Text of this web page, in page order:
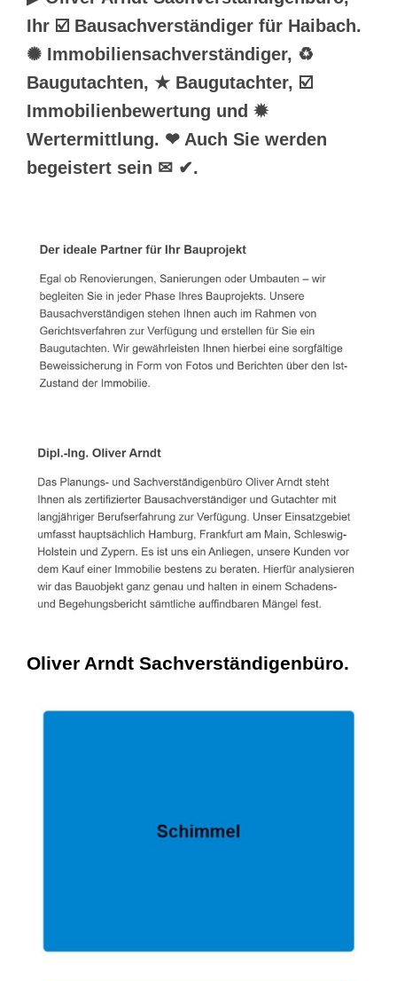
Ihr ☑️ Bausachverständiger für Haibach.
✺ Immobiliensachverständiger, ♻
Baugutachten, ★ Baugutachter, ☑️
Immobilienbewertung und ✹
Wertermittlung. ❤ Auch Sie werden
begeistert sein ✉ ✔.
Oliver Arndt Sachverständigenbüro.